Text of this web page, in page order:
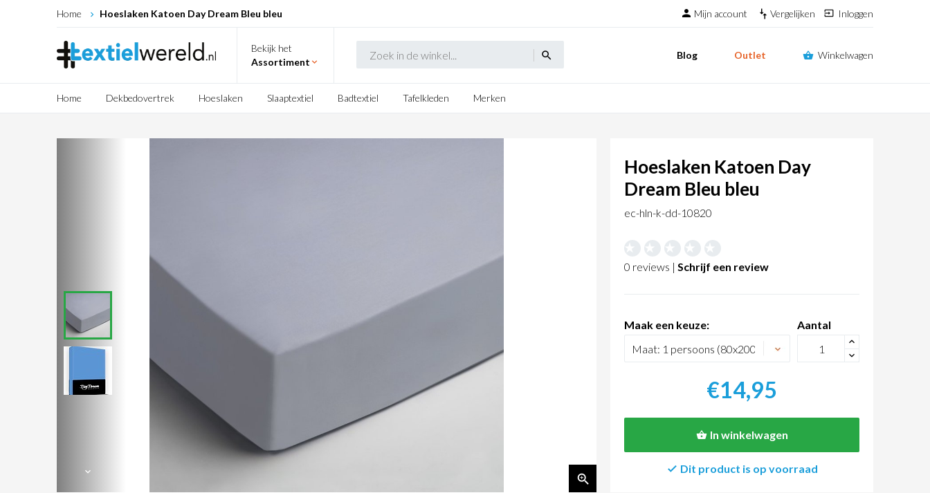
Home Hoeslaken Katoen Day Dream Bleu bleu Mijn account Vergelijken Inloggen
Bekijk het
Assortiment
search Blog Outlet Winkelwagen
Home Dekbedovertrek Hoeslaken Slaaptextiel Badtextiel Tafelkleden Merken
Hoeslaken Katoen Day
Dream Bleu bleu
ec-hln-k-dd-10820
0 reviews | Schrijf een review
Maak een keuze:
Aantal
+
-
€14,95
In winkelwagen
Dit product is op voorraad